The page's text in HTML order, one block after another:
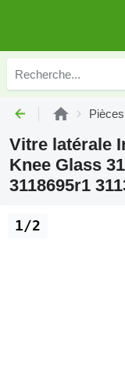
Vitre latérale
Knee Glass
3118695r1
1/2